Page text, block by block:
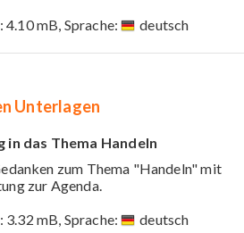
4.10 mB, Sprache:
deutsch
Unterlagen
das Thema Handeln
zum Thema "Handeln" mit
zur Agenda.
3.32 mB, Sprache:
deutsch